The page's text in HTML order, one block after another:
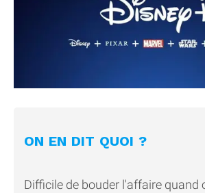
ON EN DIT QUOI ?
Difficile de bouder l'affaire quand